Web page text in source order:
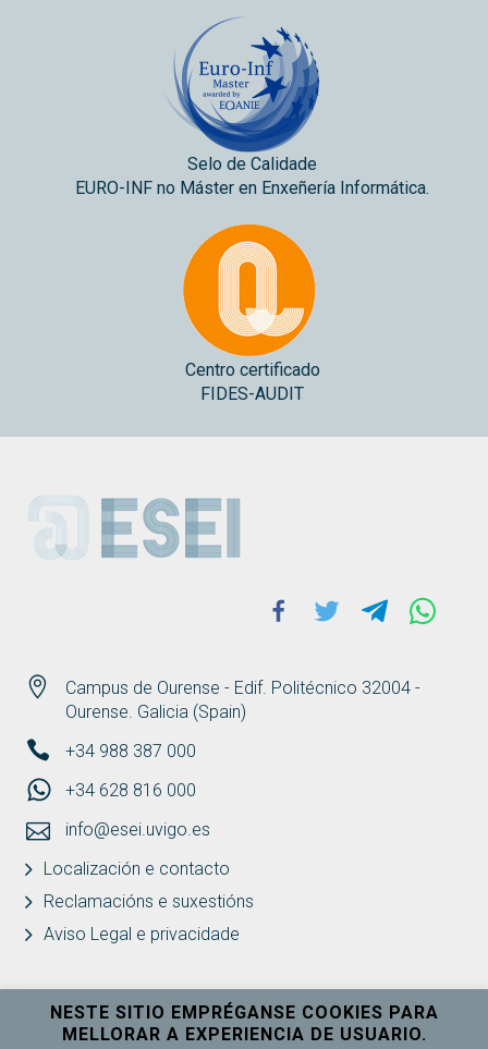
Selo de Calidade
EURO-INF no Máster en Enxeñería Informática.
Centro certificado
FIDES-AUDIT
ESEI
Campus de Ourense - Edif. Politécnico 32004 -
Ourense. Galicia (Spain)
+34 988 387 000
+34 628 816 000
info@esei.uvigo.es
Localización e contacto
Reclamacións e suxestións
Aviso Legal e privacidade
Facebook
Twitter Telegram
NESTE SITIO EMPRÉGANSE COOKIES PARA
MELLORAR A EXPERIENCIA DE USUARIO.